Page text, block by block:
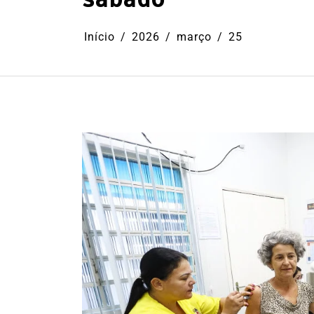
Início 2026 março 25
Cultura Ilhabela
Litoral
Turismo